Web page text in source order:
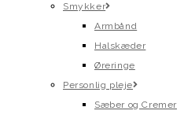
Smykker
Armbånd
Halskæder
Øreringe
Personlig pleje
Sæber og Cremer